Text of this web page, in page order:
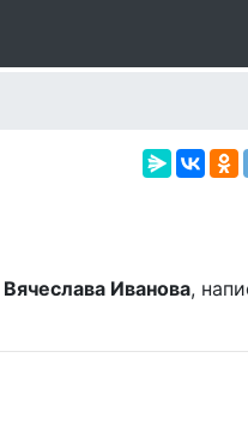
Вячеслава Иванова,